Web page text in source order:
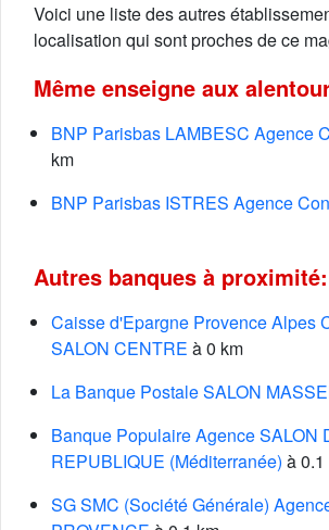
Voici une liste des autres
localisation qui sont proches de ce
Même enseigne aux
BNP Parisbas LAMBESC Agence
km
BNP Parisbas ISTRES Agence
Autres banques à proximité:
Caisse d'Epargne Provence Alpes
SALON CENTRE à 0 km
La Banque Postale SALON
Banque Populaire Agence SALON
REPUBLIQUE (Méditerranée) à
SG SMC (Société Générale)